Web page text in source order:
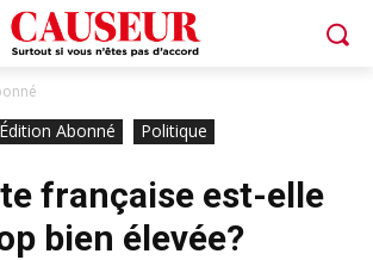
Édition Abonné Politique
française est-elle
bien élevée?